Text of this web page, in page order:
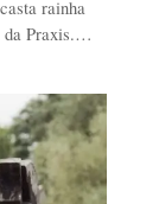
rainha
da Praxis.…